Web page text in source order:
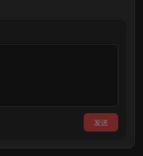
发送